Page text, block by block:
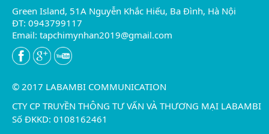
Green Island, 51A Nguyễn Khắc Hiếu, Ba Đình, Hà Nội
ĐT: 0943799117
Email: tapchimynhan2019@gmail.com
© 2017 LABAMBI COMMUNICATION
CTY CP TRUYỀN THÔNG TƯ VẤN VÀ THƯƠNG MẠI LABAMBI
Số ĐKKD: 0108162461